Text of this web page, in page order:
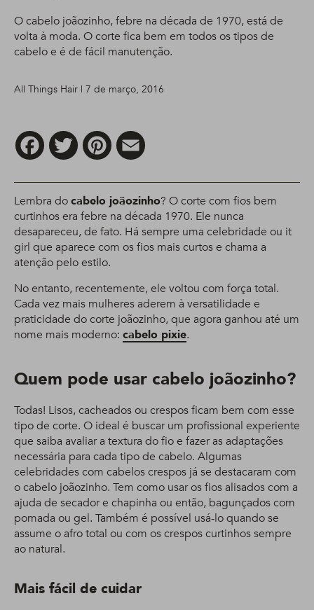
O cabelo joãozinho, febre na década de 1970, está de
volta à moda. O corte fica bem em todos os tipos de
cabelo e é de fácil manutenção.
All Things Hair | 7 de março, 2016
FacebookTwitter Pinterest
Lembra docabelo joãozinho? O corte com fios bem
curtinhos era febre na década 1970. Ele nunca
desapareceu, de fato. Há sempre uma celebridade ou it
girl que aparece com os fios mais curtos e chama a
atenção pelo estilo.
No entanto, recentemente, ele voltou com força total.
Cada vez mais mulheres aderem à versatilidade e
praticidade do corte joãozinho, que agora ganhou até um
nome mais moderno: cabelo pixie.
Quem pode usar cabelo joãozinho?
Todas! Lisos, cacheados ou crespos ficam bem com esse
tipo de corte. O ideal é buscar um profissional experiente
que saiba avaliar a textura do fio e fazer as adaptações
necessária para cada tipo de cabelo. Algumas
celebridades com cabelos crespos já se destacaram com
o cabelo joãozinho. Tem como usar os fios alisados com a
ajuda de secador e chapinha ou então, bagunçados com
pomada ou gel. Também é possível usá-lo quando se
assume o afro total ou com os crespos curtinhos sempre
ao natural.
Mais fácil de cuidar